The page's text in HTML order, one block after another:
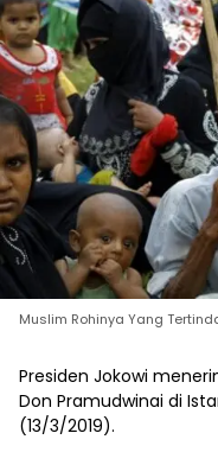
Muslim Rohinya Yang
Presiden Jokowi
Don Pramudwinai di
(13/3/2019).